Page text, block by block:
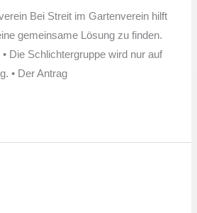
Bei Streit im Gartenverein hilft
gemeinsame Lösung zu finden.
Die Schlichtergruppe wird nur auf
• Der Antrag